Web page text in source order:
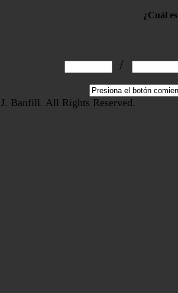
¿Cuál
/
Banfill. All Rights Reserved.